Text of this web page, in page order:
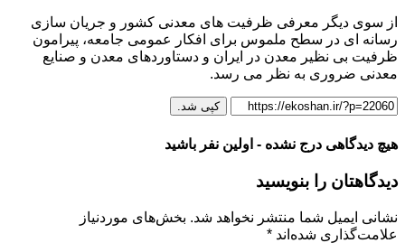
از سوی دیگر معرفی ظرفیت های معدنی کشور و جریان سازی
رسانه ای در سطح ملموس برای افکار عمومی جامعه، پیرامون
ظرفیت بی نظیر معدن در ایران و دستاوردهای معدن و صنایع
معدنی ضروری به نظر می رسد.
کپی شد.
هیچ دیدگاهی درج نشده - اولین نفر باشید
دیدگاهتان را بنویسید
نشانی ایمیل شما منتشر نخواهد شد. بخش‌های موردنیاز
علامت‌گذاری شده‌اند *